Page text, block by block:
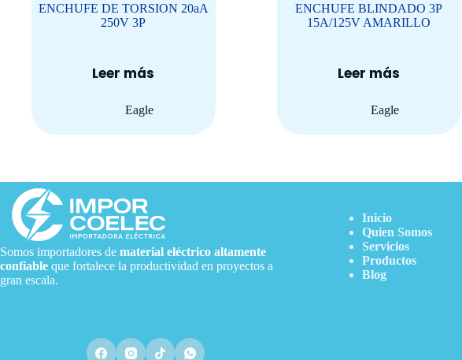
ENCHUFE DE TORSION 20aA
250V 3P
Leer más
Eagle
ENCHUFE BLINDADO 3P
15A/125V AMARILLO
Leer más
Eagle
Somos importadores de material eléctrico altamente
confiable que fortalece la productividad en proyectos a
gran escala.
Inicio
Quien Somos
Servicios
Productos
Blog